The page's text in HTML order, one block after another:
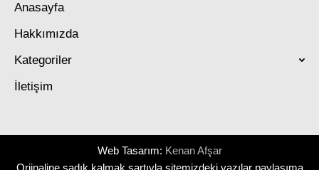
Anasayfa
Hakkımızda
Kategoriler
İletişim
Web Tasarım: Kenan Afşar
Orjinaline sadık kalmak şartıyla sitemizdeki yazılar paylaşıma